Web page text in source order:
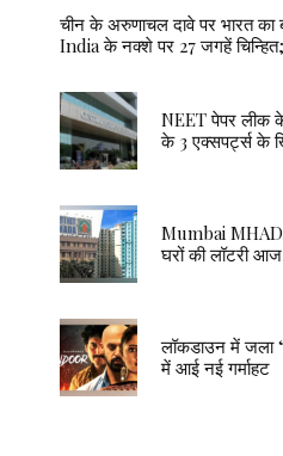
चीन के अरुणाचल दावे पर भारत
India के नक्शे पर 27 जगहें
NEET पेपर लीक
के 3 एक्सपर्ट्स के
Mumbai
घरों की लॉटरी
लॉकडाउन में जला
में आई नई गर्माहट